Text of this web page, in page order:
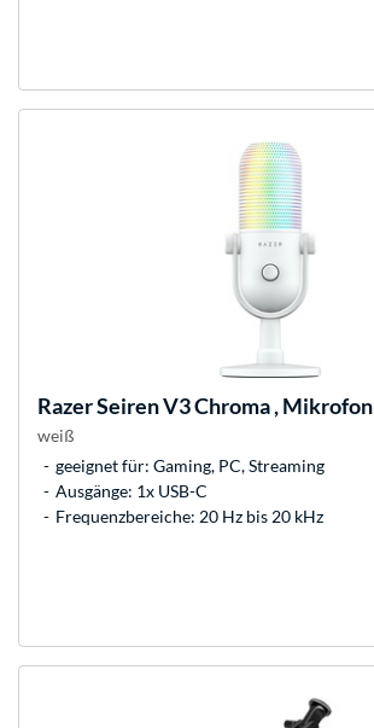
RazerSeiren V3 Chroma , Mikrofon
weiß
geeignet für: Gaming, PC, Streaming
Ausgänge: 1x USB-C
Frequenzbereiche: 20 Hz bis 20 kHz